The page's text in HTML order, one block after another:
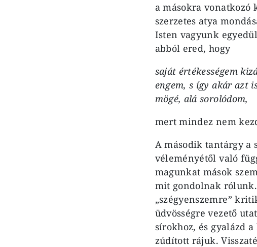
a másokra vonatkozó
szerzetes atya
Isten va­gyunk
abból ered, hogy
saját értékességem
engem, s így akár azt
mögé, alá sorolódom,
mert mindez nem
A második tantárgy a
véleményétől való
magunkat mások
mit gon­dolnak
„szégyenszemre”
üdvösségre vezető
sírokhoz, és gyalázd
zúdított rájuk.